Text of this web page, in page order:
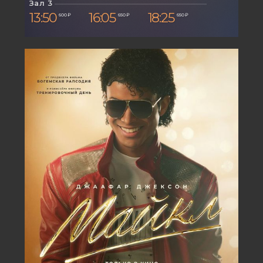
Зал 3
13:50 600 ₽ 16:05 650 ₽ 18:25 650 ₽